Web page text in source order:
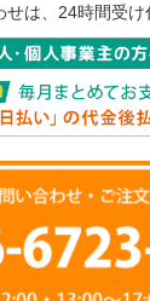
は、24時間受け